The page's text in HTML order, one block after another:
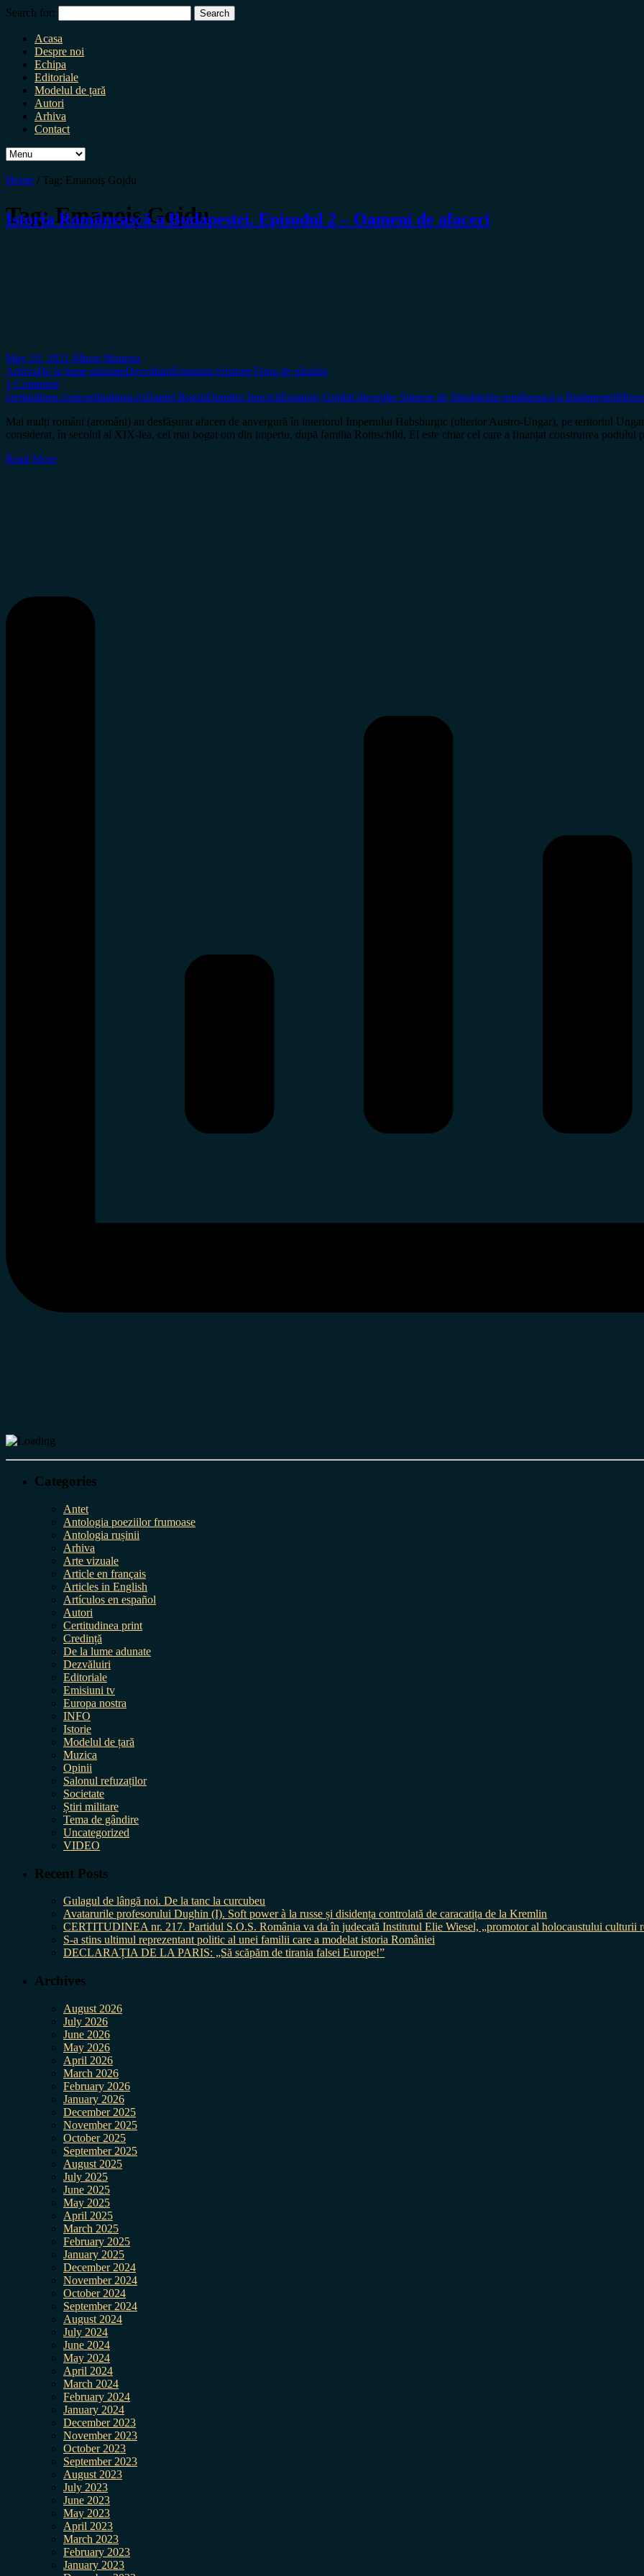
Search for:
Acasa
Despre noi
Echipa
Editoriale
Modelul de țară
Autori
Arhiva
Contact
Home / Tag: Emanoiș Gojdu
Tag:Emanoiș Gojdu
Istoria Românească a Budapestei. Episodul 2 – Oameni de afaceri
May 10, 2021 Miron Manega
ArhivaDe la lume adunateDezvăluiriEmisiuni tvIstorieTema de gândire
1 Comment
certitudinea.comcertitudinea.roDaniel RoxinDumitru IoncicăEmanoiș GojduGheorghe Simeon de SinaIstoria românească a Budapestei
Mai mulți români (aromâni) au desfășurat afaceri de anvergură în interiorul Imperiului Habsburgic (ulterior Austro-Ungar), pe teritoriul
considerat, în secolul al XIX-lea, cel mai bogat om din imperiu, după familia Rothschild. El este chiar cel care a finanțat construirea podului
Read More
Categories
Antet
Antologia poeziilor frumoase
Antologia rușinii
Arhiva
Arte vizuale
Article en français
Articles in English
Artículos en español
Autori
Certitudinea print
Credință
De la lume adunate
Dezvăluiri
Editoriale
Emisiuni tv
Europa nostra
INFO
Istorie
Modelul de țară
Muzica
Opinii
Salonul refuzaților
Societate
Știri militare
Tema de gândire
Uncategorized
VIDEO
Recent Posts
Gulagul de lângă noi. De la tanc la curcubeu
Avatarurile profesorului Dughin (I). Soft power à la russe și disidența controlată de caracatița de la Kremlin
CERTITUDINEA nr. 217. Partidul S.O.S. România va da în judecată Institutul Elie Wiesel, „promotor al holocaustului culturii
S-a stins ultimul reprezentant politic al unei familii care a modelat istoria României
DECLARAȚIA DE LA PARIS: „Să scăpăm de tirania falsei Europe!”
Archives
August 2026
July 2026
June 2026
May 2026
April 2026
March 2026
February 2026
January 2026
December 2025
November 2025
October 2025
September 2025
August 2025
July 2025
June 2025
May 2025
April 2025
March 2025
February 2025
January 2025
December 2024
November 2024
October 2024
September 2024
August 2024
July 2024
June 2024
May 2024
April 2024
March 2024
February 2024
January 2024
December 2023
November 2023
October 2023
September 2023
August 2023
July 2023
June 2023
May 2023
April 2023
March 2023
February 2023
January 2023